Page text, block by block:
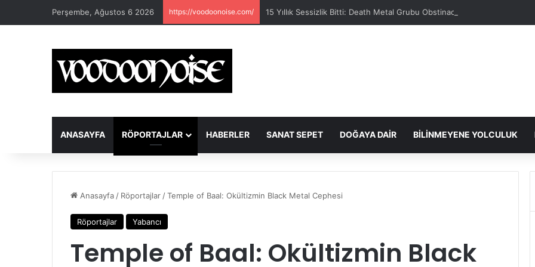
Perşembe, Ağustos 6 2026 https://voodoonoise.com/ 15 Yıllık Sessizlik Bitti: Death Metal Grubu Obstinacy Geri Dönüyor
ANASAYFA RÖPORTAJLAR HABERLER SANAT SEPET DOĞAYA DAIR BILINMEYENE YOLCULUK
Anasayfa / Röportajlar /Temple of Baal: Okültizmin Black Metal Cephesi
Röportajlar Yabancı
Temple of Baal: Okültizmin Black